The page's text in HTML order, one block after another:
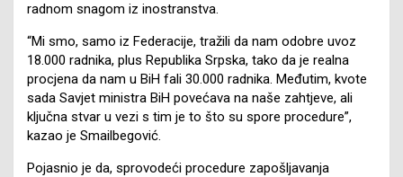
radnom snagom iz inostranstva.
“Mi smo, samo iz Federacije, tražili da nam odobre uvoz
18.000 radnika, plus Republika Srpska, tako da je realna
procjena da nam u BiH fali 30.000 radnika. Međutim, kvote
sada Savjet ministra BiH povećava na naše zahtjeve, ali
ključna stvar u vezi s tim je to što su spore procedure”,
kazao je Smailbegović.
Pojasnio je da, sprovodeći procedure zapošljavanja